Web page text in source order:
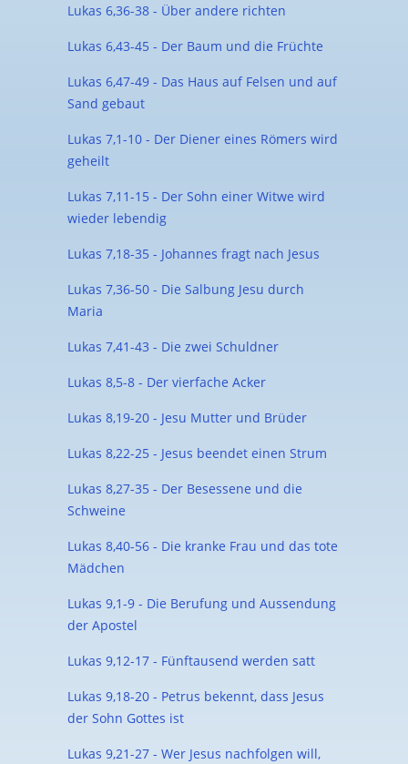
Lukas 6,36-38 - Über andere richten
Lukas 6,43-45 - Der Baum und die Früchte
Lukas 6,47-49 - Das Haus auf Felsen und auf
Sand gebaut
Lukas 7,1-10 - Der Diener eines Römers wird
geheilt
Lukas 7,11-15 - Der Sohn einer Witwe wird
wieder lebendig
Lukas 7,18-35 - Johannes fragt nach Jesus
Lukas 7,36-50 - Die Salbung Jesu durch
Maria
Lukas 7,41-43 - Die zwei Schuldner
Lukas 8,5-8 - Der vierfache Acker
Lukas 8,19-20 - Jesu Mutter und Brüder
Lukas 8,22-25 - Jesus beendet einen Strum
Lukas 8,27-35 - Der Besessene und die
Schweine
Lukas 8,40-56 - Die kranke Frau und das tote
Mädchen
Lukas 9,1-9 - Die Berufung und Aussendung
der Apostel
Lukas 9,12-17 - Fünftausend werden satt
Lukas 9,18-20 - Petrus bekennt, dass Jesus
der Sohn Gottes ist
Lukas 9,21-27 - Wer Jesus nachfolgen will,